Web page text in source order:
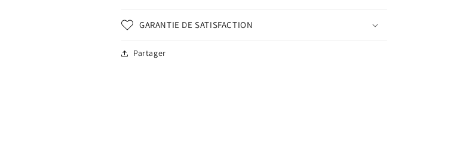
GARANTIE DE SATISFACTION
Partager